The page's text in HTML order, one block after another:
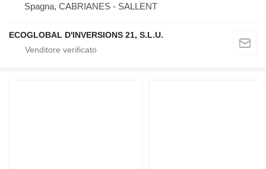
Spagna, CABRIANES - SALLENT
ECOGLOBAL D'INVERSIONS 21, S.L.U.